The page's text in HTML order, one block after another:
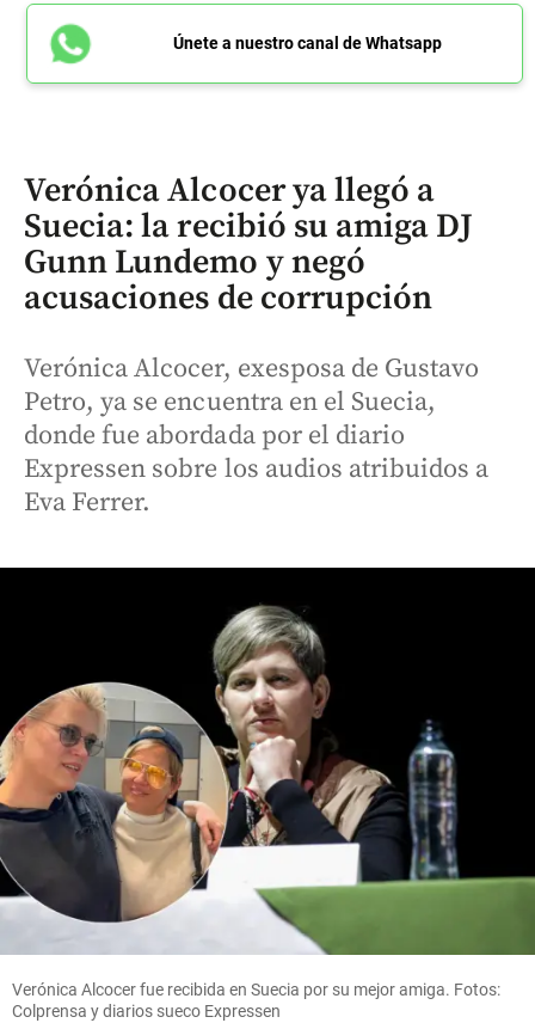
Únete a nuestro canal de Whatsapp
Verónica Alcocer ya llegó a
Suecia: la recibió su amiga DJ
Gunn Lundemo y negó
acusaciones de corrupción
Verónica Alcocer, exesposa de Gustavo
Petro, ya se encuentra en el Suecia,
donde fue abordada por el diario
Expressen sobre los audios atribuidos a
Eva Ferrer.
Verónica Alcocer fue recibida en Suecia por su mejor amiga. Fotos:
Colprensa y diarios sueco Expressen